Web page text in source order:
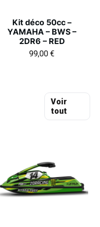
Kit déco 50cc –
YAMAHA – BWS –
2DR6 – RED
99,00 €
Voir
tout